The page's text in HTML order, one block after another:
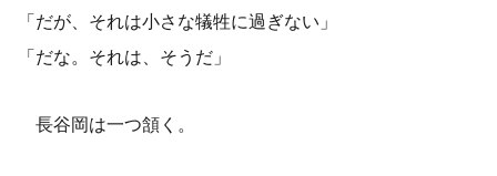
「だが、それは小さな犠牲に過ぎない」
「だな。それは、そうだ」
長谷岡は一つ頷く。